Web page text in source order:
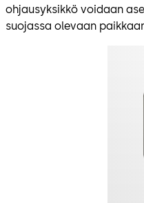
ohjausyksikkö voidaan
suojassa olevaan